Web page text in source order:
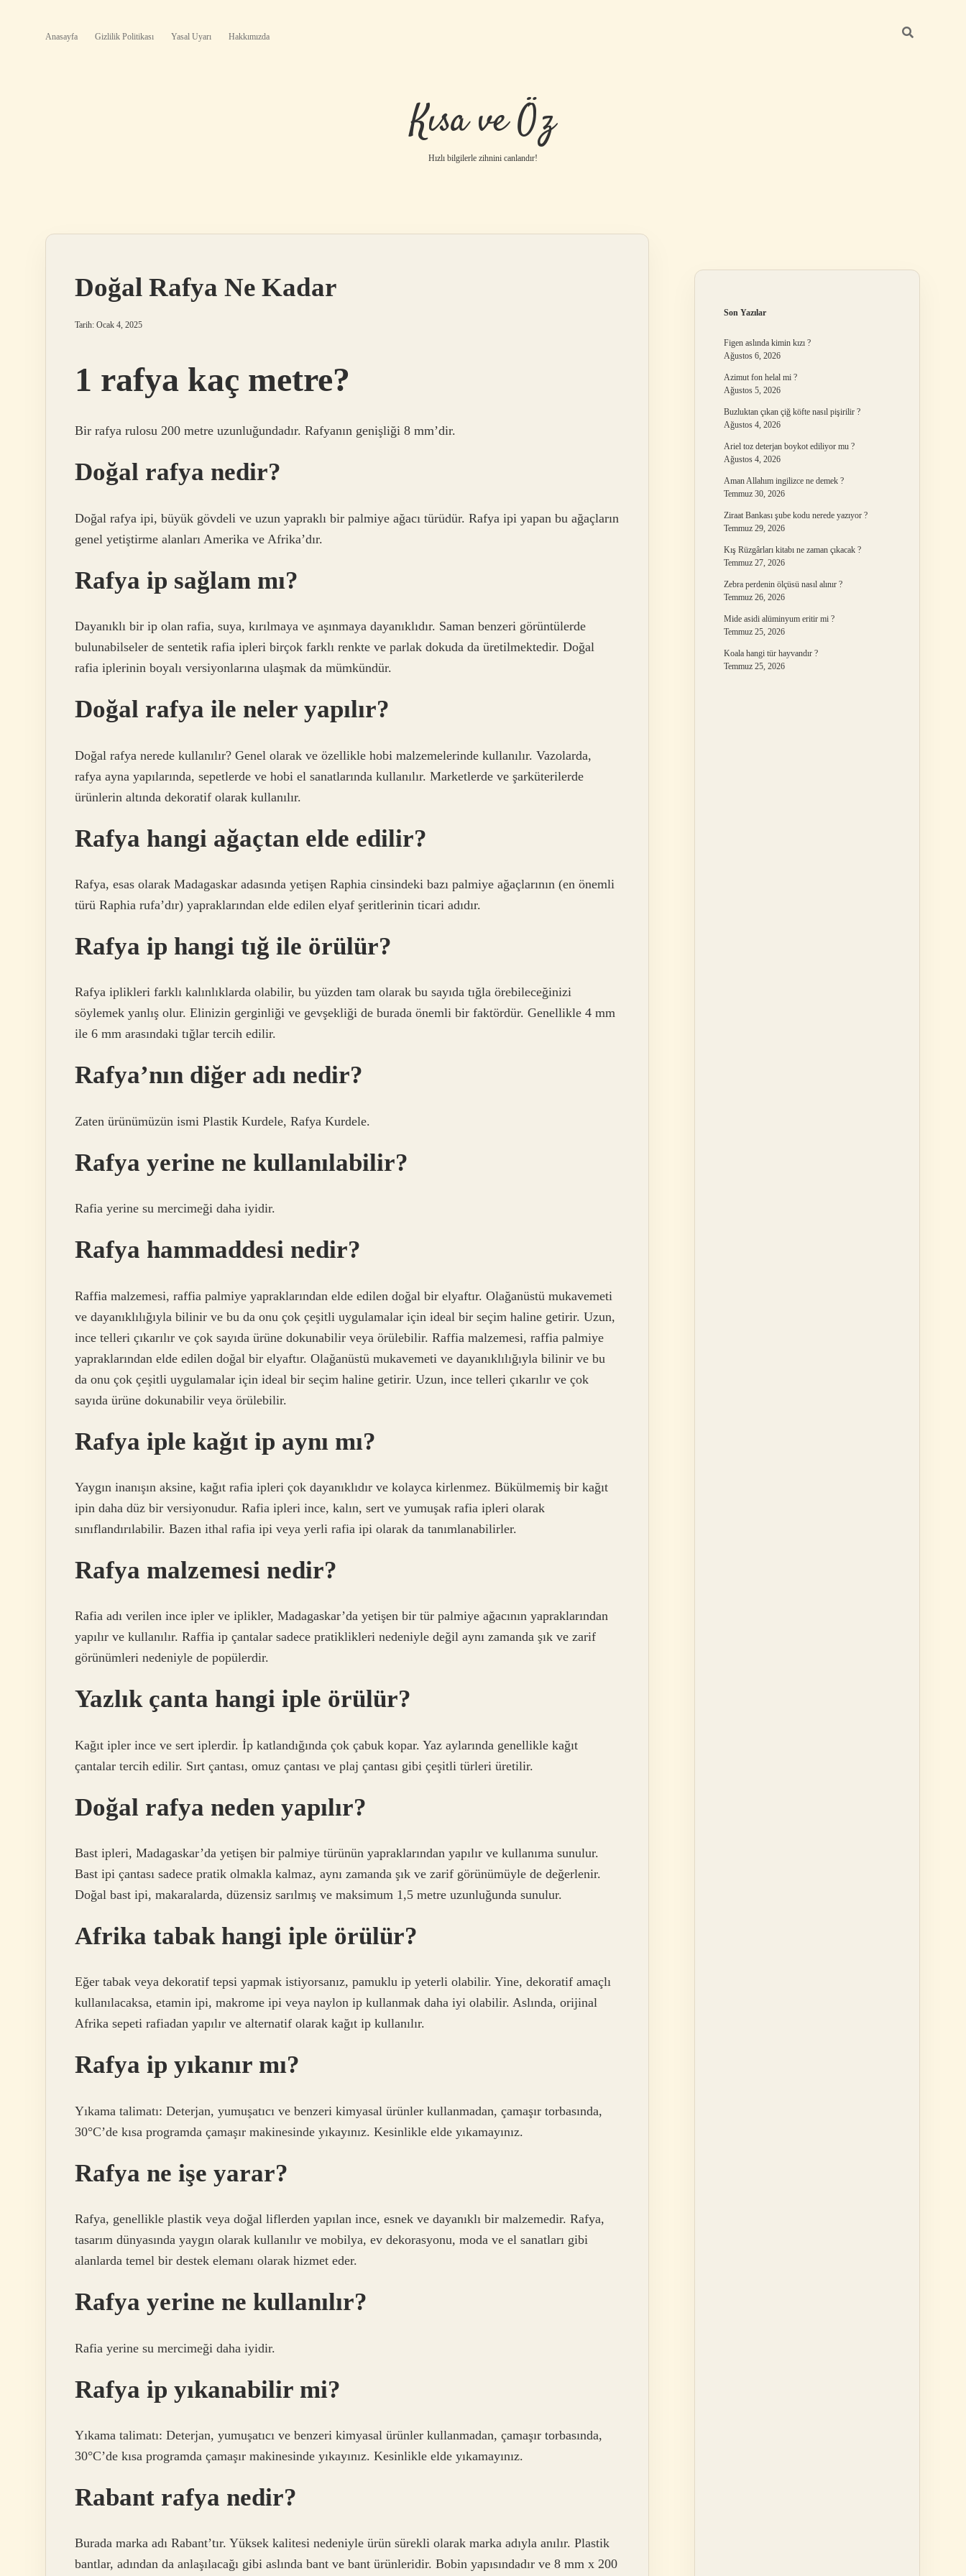
Anasayfa Gizlilik Politikası Yasal Uyarı Hakkımızda
Kısa ve Öz
Hızlı bilgilerle zihnini canlandır!
Doğal Rafya Ne Kadar
Tarih: Ocak 4, 2025
1 rafya kaç metre?
Bir rafya rulosu 200 metre uzunluğundadır. Rafyanın genişliği 8 mm’dir.
Doğal rafya nedir?
Doğal rafya ipi, büyük gövdeli ve uzun yapraklı bir palmiye ağacı türüdür. Rafya ipi yapan bu ağaçların
genel yetiştirme alanları Amerika ve Afrika’dır.
Rafya ip sağlam mı?
Dayanıklı bir ip olan rafia, suya, kırılmaya ve aşınmaya dayanıklıdır. Saman benzeri görüntülerde
bulunabilseler de sentetik rafia ipleri birçok farklı renkte ve parlak dokuda da üretilmektedir. Doğal
rafia iplerinin boyalı versiyonlarına ulaşmak da mümkündür.
Doğal rafya ile neler yapılır?
Doğal rafya nerede kullanılır? Genel olarak ve özellikle hobi malzemelerinde kullanılır. Vazolarda,
rafya ayna yapılarında, sepetlerde ve hobi el sanatlarında kullanılır. Marketlerde ve şarküterilerde
ürünlerin altında dekoratif olarak kullanılır.
Rafya hangi ağaçtan elde edilir?
Rafya, esas olarak Madagaskar adasında yetişen Raphia cinsindeki bazı palmiye ağaçlarının (en önemli
türü Raphia rufa’dır) yapraklarından elde edilen elyaf şeritlerinin ticari adıdır.
Rafya ip hangi tığ ile örülür?
Rafya iplikleri farklı kalınlıklarda olabilir, bu yüzden tam olarak bu sayıda tığla örebileceğinizi
söylemek yanlış olur. Elinizin gerginliği ve gevşekliği de burada önemli bir faktördür. Genellikle 4 mm
ile 6 mm arasındaki tığlar tercih edilir.
Rafya’nın diğer adı nedir?
Zaten ürünümüzün ismi Plastik Kurdele, Rafya Kurdele.
Rafya yerine ne kullanılabilir?
Rafia yerine su mercimeği daha iyidir.
Rafya hammaddesi nedir?
Raffia malzemesi, raffia palmiye yapraklarından elde edilen doğal bir elyaftır. Olağanüstü mukavemeti
ve dayanıklılığıyla bilinir ve bu da onu çok çeşitli uygulamalar için ideal bir seçim haline getirir. Uzun,
ince telleri çıkarılır ve çok sayıda ürüne dokunabilir veya örülebilir. Raffia malzemesi, raffia palmiye
yapraklarından elde edilen doğal bir elyaftır. Olağanüstü mukavemeti ve dayanıklılığıyla bilinir ve bu
da onu çok çeşitli uygulamalar için ideal bir seçim haline getirir. Uzun, ince telleri çıkarılır ve çok
sayıda ürüne dokunabilir veya örülebilir.
Rafya iple kağıt ip aynı mı?
Yaygın inanışın aksine, kağıt rafia ipleri çok dayanıklıdır ve kolayca kirlenmez. Bükülmemiş bir kağıt
ipin daha düz bir versiyonudur. Rafia ipleri ince, kalın, sert ve yumuşak rafia ipleri olarak
sınıflandırılabilir. Bazen ithal rafia ipi veya yerli rafia ipi olarak da tanımlanabilirler.
Rafya malzemesi nedir?
Rafia adı verilen ince ipler ve iplikler, Madagaskar’da yetişen bir tür palmiye ağacının yapraklarından
yapılır ve kullanılır. Raffia ip çantalar sadece pratiklikleri nedeniyle değil aynı zamanda şık ve zarif
görünümleri nedeniyle de popülerdir.
Yazlık çanta hangi iple örülür?
Kağıt ipler ince ve sert iplerdir. İp katlandığında çok çabuk kopar. Yaz aylarında genellikle kağıt
çantalar tercih edilir. Sırt çantası, omuz çantası ve plaj çantası gibi çeşitli türleri üretilir.
Doğal rafya neden yapılır?
Bast ipleri, Madagaskar’da yetişen bir palmiye türünün yapraklarından yapılır ve kullanıma sunulur.
Bast ipi çantası sadece pratik olmakla kalmaz, aynı zamanda şık ve zarif görünümüyle de değerlenir.
Doğal bast ipi, makaralarda, düzensiz sarılmış ve maksimum 1,5 metre uzunluğunda sunulur.
Afrika tabak hangi iple örülür?
Eğer tabak veya dekoratif tepsi yapmak istiyorsanız, pamuklu ip yeterli olabilir. Yine, dekoratif amaçlı
kullanılacaksa, etamin ipi, makrome ipi veya naylon ip kullanmak daha iyi olabilir. Aslında, orijinal
Afrika sepeti rafiadan yapılır ve alternatif olarak kağıt ip kullanılır.
Rafya ip yıkanır mı?
Yıkama talimatı: Deterjan, yumuşatıcı ve benzeri kimyasal ürünler kullanmadan, çamaşır torbasında,
30°C’de kısa programda çamaşır makinesinde yıkayınız. Kesinlikle elde yıkamayınız.
Rafya ne işe yarar?
Rafya, genellikle plastik veya doğal liflerden yapılan ince, esnek ve dayanıklı bir malzemedir. Rafya,
tasarım dünyasında yaygın olarak kullanılır ve mobilya, ev dekorasyonu, moda ve el sanatları gibi
alanlarda temel bir destek elemanı olarak hizmet eder.
Rafya yerine ne kullanılır?
Rafia yerine su mercimeği daha iyidir.
Rafya ip yıkanabilir mi?
Yıkama talimatı: Deterjan, yumuşatıcı ve benzeri kimyasal ürünler kullanmadan, çamaşır torbasında,
30°C’de kısa programda çamaşır makinesinde yıkayınız. Kesinlikle elde yıkamayınız.
Rabant rafya nedir?
Burada marka adı Rabant’tır. Yüksek kalitesi nedeniyle ürün sürekli olarak marka adıyla anılır. Plastik
bantlar, adından da anlaşılacağı gibi aslında bant ve bant ürünleridir. Bobin yapısındadır ve 8 mm x 200
Son Yazılar
Figen aslında kimin kızı ?
Ağustos 6, 2026
Azimut fon helal mi ?
Ağustos 5, 2026
Buzluktan çıkan çiğ köfte nasıl pişirilir ?
Ağustos 4, 2026
Ariel toz deterjan boykot ediliyor mu ?
Ağustos 4, 2026
Aman Allahım ingilizce ne demek ?
Temmuz 30, 2026
Ziraat Bankası şube kodu nerede yazıyor ?
Temmuz 29, 2026
Kış Rüzgârları kitabı ne zaman çıkacak ?
Temmuz 27, 2026
Zebra perdenin ölçüsü nasıl alınır ?
Temmuz 26, 2026
Mide asidi alüminyum eritir mi ?
Temmuz 25, 2026
Koala hangi tür hayvandır ?
Temmuz 25, 2026